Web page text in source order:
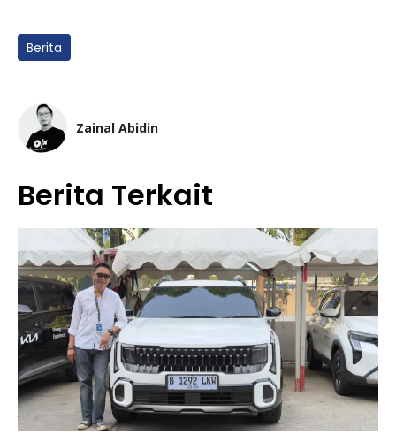
Berita
Zainal Abidin
Berita Terkait